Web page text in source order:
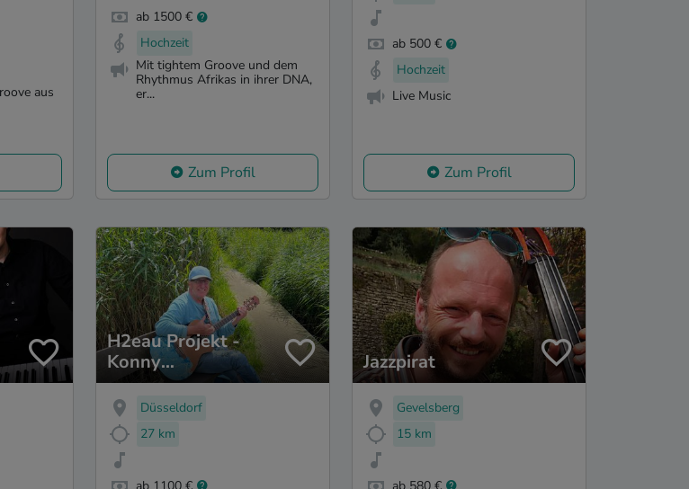
aus
ab 1500 €
Hochzeit
Mit tightem Groove und dem
Rhythmus Afrikas in ihrer DNA,
er...
Zum Profil
ab 500 €
Hochzeit
Live Music
Zum Profil
H2eau Projekt -
Konny
Zimmermann
Düsseldorf
27 km
ab 1100 €
Jazzpirat
Gevelsberg
15 km
ab 580 €